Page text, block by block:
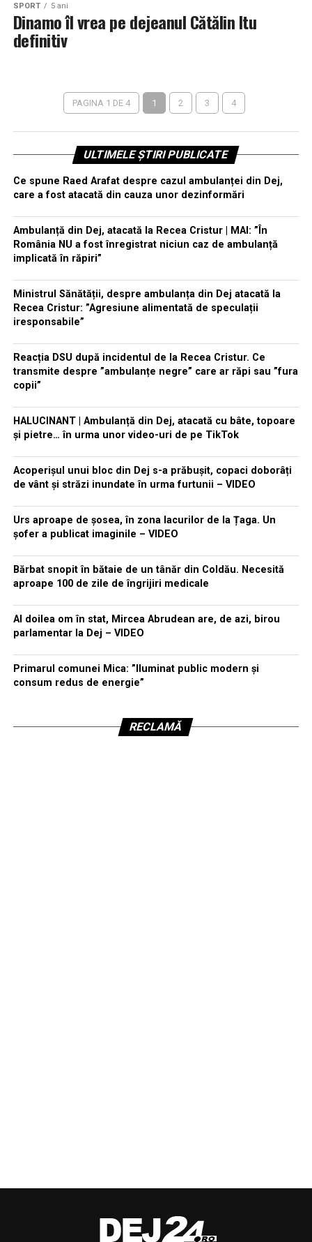
SPORT 5 ani
Dinamo îl vrea pe dejeanul Cătălin Itu
definitiv
PAGINA 1 DE 4 1 2 3 4
ULTIMELE ȘTIRI PUBLICATE
Ce spune Raed Arafat despre cazul ambulanței din Dej,
care a fost atacată din cauza unor dezinformări
Ambulanță din Dej, atacată la Recea Cristur | MAI: ”În
România NU a fost înregistrat niciun caz de ambulanță
implicată în răpiri”
Ministrul Sănătății, despre ambulanța din Dej atacată la
Recea Cristur: ”Agresiune alimentată de speculații
iresponsabile”
Reacția DSU după incidentul de la Recea Cristur. Ce
transmite despre ”ambulanțe negre” care ar răpi sau ”fura
copii”
HALUCINANT | Ambulanță din Dej, atacată cu bâte, topoare
și pietre… în urma unor video-uri de pe TikTok
Acoperișul unui bloc din Dej s-a prăbușit, copaci doborâți
de vânt și străzi inundate în urma furtunii – VIDEO
Urs aproape de șosea, în zona lacurilor de la Țaga. Un
șofer a publicat imaginile – VIDEO
Bărbat snopit în bătaie de un tânăr din Coldău. Necesită
aproape 100 de zile de îngrijiri medicale
Al doilea om în stat, Mircea Abrudean are, de azi, birou
parlamentar la Dej – VIDEO
Primarul comunei Mica: ”Iluminat public modern și
consum redus de energie”
RECLAMĂ